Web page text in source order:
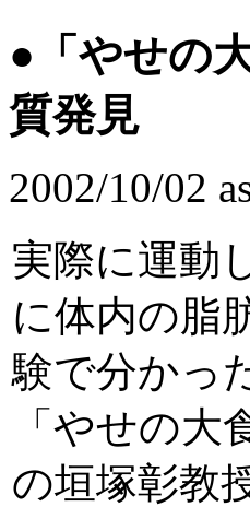
● 「やせ
質発見
2002/10/02
実際に運動
に体内の脂
験で分かっ
「やせの
の垣塚彰教